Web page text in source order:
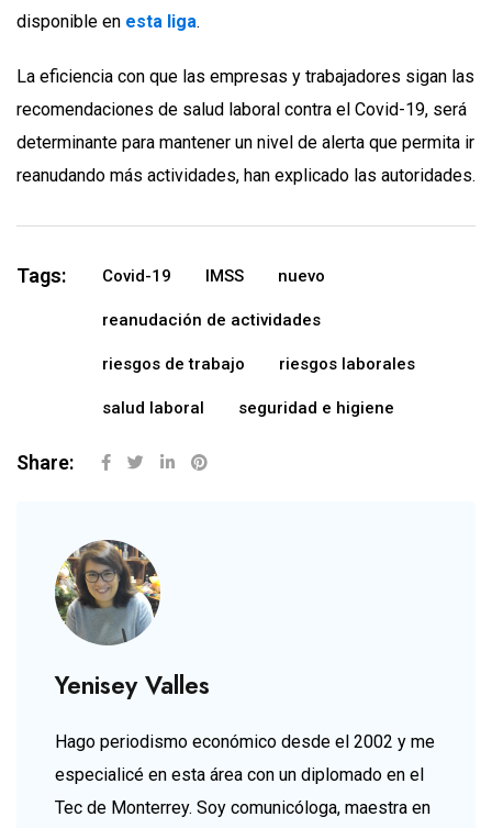
disponible en esta liga.
La eficiencia con que las empresas y trabajadores sigan las
recomendaciones de salud laboral contra el Covid-19, será
determinante para mantener un nivel de alerta que permita ir
reanudando más actividades, han explicado las autoridades.
Tags: Covid-19 IMSS nuevo
reanudación de actividades
riesgos de trabajo riesgos laborales
salud laboral seguridad e higiene
Share:
Yenisey Valles
Hago periodismo económico desde el 2002 y me
especialicé en esta área con un diplomado en el
Tec de Monterrey. Soy comunicóloga, maestra en